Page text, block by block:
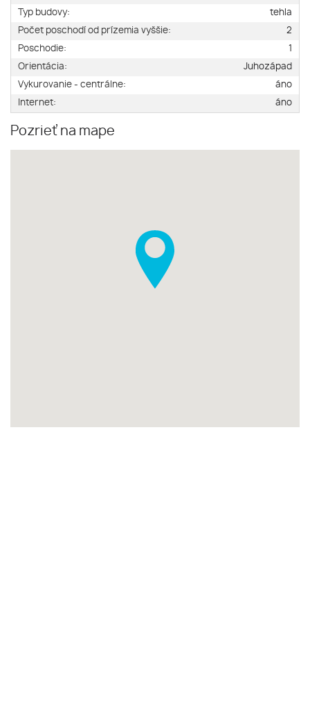
Typ budovy:
tehla
Počet poschodí od prízemia vyššie:
2
Poschodie:
1
Orientácia:
Juhozápad
Vykurovanie - centrálne:
áno
Internet:
áno
Pozrieť na mape